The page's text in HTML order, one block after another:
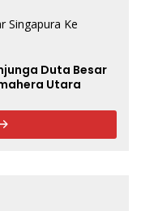
Duta Besar
Utara